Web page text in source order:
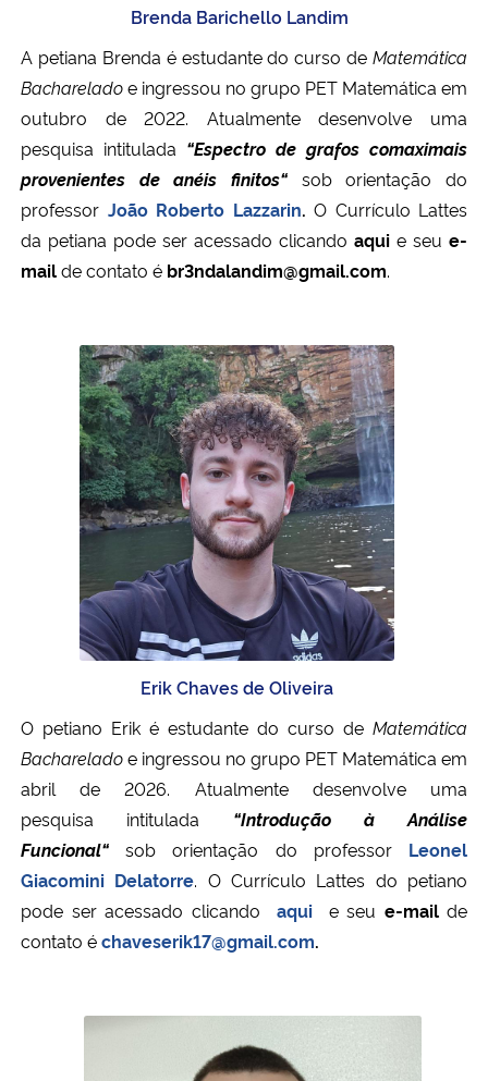
Brenda Barichello Landim
A petiana Brenda é estudante do curso de Matemática
Bachareladoe ingressou no grupo PET Matemática em
outubro de 2022. Atualmente desenvolve uma
pesquisa intitulada “Espectro de grafos comaximais
provenientes de anéis finitos“ sob orientação do
professor João Roberto Lazzarin. O Currículo Lattes
da petiana pode ser acessado clicando aqui e seu e-
mailde contato é br3ndalandim@gmail.com.
Erik Chaves de Oliveira
O petiano Erik é estudante do curso de Matemática
Bachareladoe ingressou no grupo PET Matemática em
abril de 2026. Atualmente desenvolve uma
pesquisa intitulada “Introdução à Análise
Funcional“ sob orientação do professor Leonel
Giacomini Delatorre. O Currículo Lattes do petiano
pode ser acessado clicando
aquie seu e-mailde
contato échaveserik17@gmail.com.